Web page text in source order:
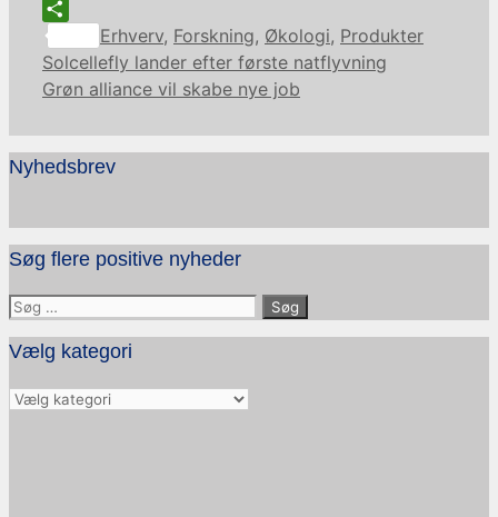
Share
Kategorier
Erhverv, Forskning, Økologi, Produkter
Solcellefly lander efter første natflyvning
Grøn alliance vil skabe nye job
Nyhedsbrev
Søg flere positive nyheder
Søg
efter:
Vælg kategori
Vælg